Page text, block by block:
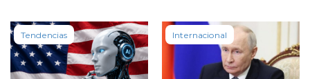
Tendencias Internacional